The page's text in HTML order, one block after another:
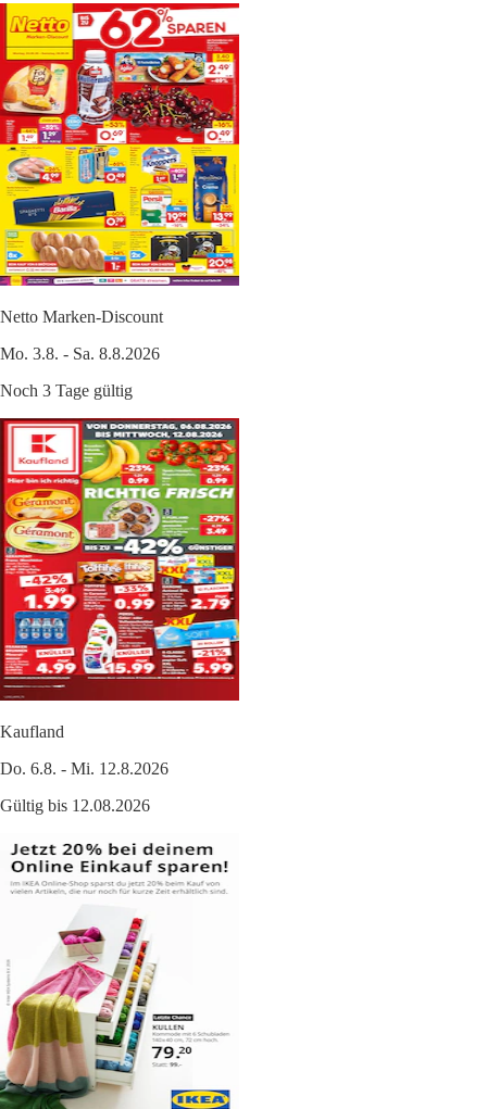
Netto Marken-Discount
Mo. 3.8. - Sa. 8.8.2026
Noch 3 Tage gültig
Kaufland
Do. 6.8. - Mi. 12.8.2026
Gültig bis 12.08.2026